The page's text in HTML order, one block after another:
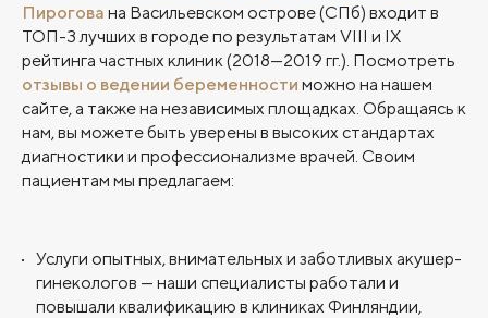
Пирогова на Васильевском острове (СПб) входит в
ТОП-3 лучших в городе по результатам VIII и IX
рейтинга частных клиник (2018—2019 гг.). Посмотреть
отзывы о ведении беременности можно на нашем
сайте, а также на независимых площадках. Обращаясь к
нам, вы можете быть уверены в высоких стандартах
диагностики и профессионализме врачей. Своим
пациентам мы предлагаем:
Услуги опытных, внимательных и заботливых акушер-
гинекологов — наши специалисты работали и
повышали квалификацию в клиниках Финляндии,